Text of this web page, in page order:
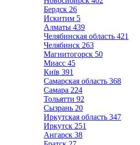
Бердск 26
Искитим 5
Алматы 439
Челябинская область 421
Челябинск 263
Магнитогорск 50
Миасс 45
Київ 391
Самарская область 368
Самара 224
Тольятти 92
Сызрань 20
Иркутская область 347
Иркутск 251
Ангарск 38